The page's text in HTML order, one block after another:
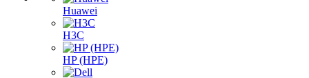
Huawei
H3C
HP (HPE)